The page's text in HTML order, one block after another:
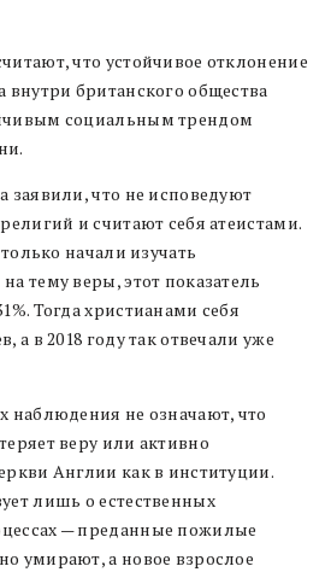
что устойчивое отклонение
внутри британского общества
социальным трендом
заявили, что не исповедуют
и считают себя атеистами.
начали изучать
тему веры, этот показатель
Тогда христианами себя
а в 2018 году так отвечали уже
наблюдения не означают, что
веру или активно
Англии как в институции.
лишь о естественных
— преданные пожилые
умирают, а новое взрослое